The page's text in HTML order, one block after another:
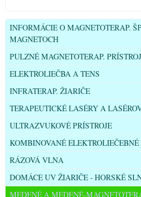
INFORMÁCIE O MAGNETOTERAP.
MAGNETOCH
PULZNÉ MAGNETOTERAP.
ELEKTROLIEČBA A TENS
INFRATERAP. ŽIARIČE
TERAPEUTICKÉ LASÉRY A
ULTRAZVUKOVÉ PRÍSTROJE
KOMBINOVANÉ ELEKTROLIEČEBNÉ
RÁZOVÁ VLNA
DOMÁCE UV ŽIARIČE - HORSKÉ
MEDENÉ A MEDENÉ-